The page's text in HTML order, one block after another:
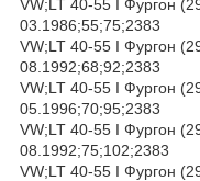
VW;LT 40-55 I Фургон
03.1986;55;75;2383
VW;LT 40-55 I Фургон
08.1992;68;92;2383
VW;LT 40-55 I Фургон
05.1996;70;95;2383
VW;LT 40-55 I Фургон
08.1992;75;102;2383
VW;LT 40-55 I Фургон